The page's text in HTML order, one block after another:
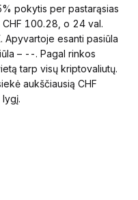
pokytis per pastarąsias
CHF 100.28, o 24 val.
Apyvartoje esanti pasiūla
– --. Pagal rinkos
tarp visų kriptovaliutų.
aukščiausią CHF